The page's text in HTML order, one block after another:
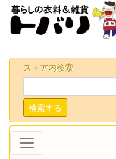
ストア内検索
検索する